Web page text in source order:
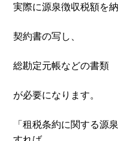
実際に源泉徴収税額を
契約書の写し、
総勘定元帳などの書類
が必要になります。
「租税条約に関する源